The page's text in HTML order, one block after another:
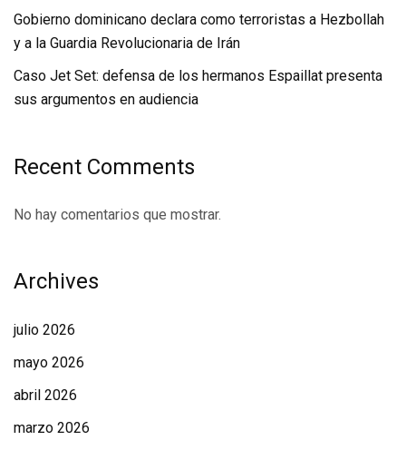
Gobierno dominicano declara como terroristas a Hezbollah
y a la Guardia Revolucionaria de Irán
Caso Jet Set: defensa de los hermanos Espaillat presenta
sus argumentos en audiencia
Recent Comments
No hay comentarios que mostrar.
Archives
julio 2026
mayo 2026
abril 2026
marzo 2026